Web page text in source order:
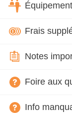
Frais
Notes
Foire aux
Info